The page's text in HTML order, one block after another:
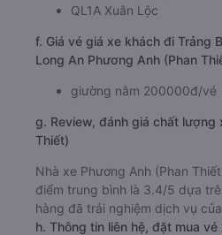
QL1A Xuân Lộc
f. Giá vé giá xe khách đi Trảng
Long An Phương Anh (Phan
giường nằm 200000đ/vé
g. Review, đánh giá chất lượng
Thiết)
Nhà xe Phương Anh (Phan
điểm trung bình là 3.4/5 dựa
hàng đã trải nghiệm dịch vụ
h. Thông tin liên hệ, đặt mua